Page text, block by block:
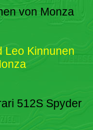
von Monza
Leo Kinnunen
512S Spyder